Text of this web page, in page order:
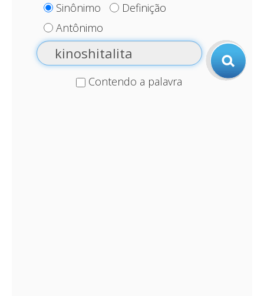
Sinônimo
Definição
Antônimo
Contendo a palavra